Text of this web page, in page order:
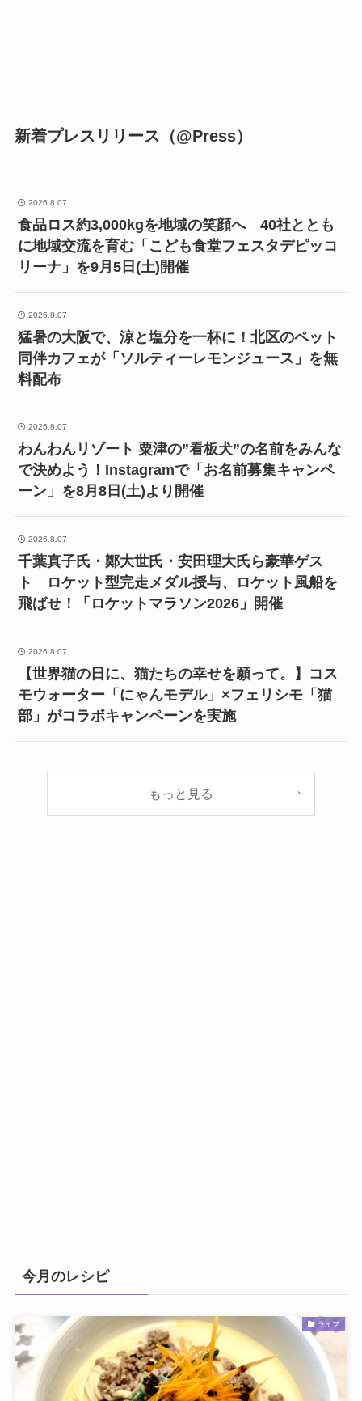
新着プレスリリース（@Press）
2026.8.07
食品ロス約3,000kgを地域の笑顔へ 40社ととも
に地域交流を育む「こども食堂フェスタデピッコ
リーナ」を9月5日(土)開催
2026.8.07
猛暑の大阪で、涼と塩分を一杯に！北区のペット
同伴カフェが「ソルティーレモンジュース」を無
料配布
2026.8.07
わんわんリゾート 粟津の”看板犬”の名前をみんな
で決めよう！Instagramで「お名前募集キャンペ
ーン」を8月8日(土)より開催
2026.8.07
千葉真子氏・鄭大世氏・安田理大氏ら豪華ゲス
ト ロケット型完走メダル授与、ロケット風船を
飛ばせ！「ロケットマラソン2026」開催
2026.8.07
【世界猫の日に、猫たちの幸せを願って。】コス
モウォーター「にゃんモデル」×フェリシモ「猫
部」がコラボキャンペーンを実施
もっと見る
今月のレシピ
ライフ